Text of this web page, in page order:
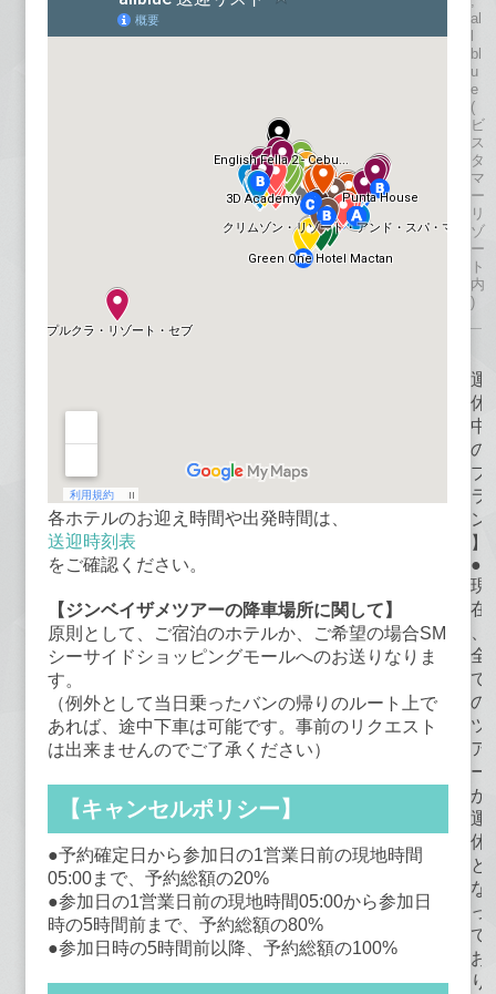
各ホテルのお迎え時間や出発時間は、
送迎時刻表
をご確認ください。
【ジンベイザメツアーの降車場所に関して】
原則として、ご宿泊のホテルか、ご希望の場合SM
シーサイドショッピングモールへのお送りなりま
す。
（例外として当日乗ったバンの帰りのルート上で
あれば、途中下車は可能です。事前のリクエスト
は出来ませんのでご了承ください）
【キャンセルポリシー】
●予約確定日から参加日の1営業日前の現地時間
05:00まで、予約総額の20%
●参加日の1営業日前の現地時間05:00から参加日
時の5時間前まで、予約総額の80%
●参加日時の5時間前以降、予約総額の100%
al
bl
u
e
(
ビ
ス
タ
マ
ー
リ
ゾ
ー
ト
内
)
運
休
中
の
プ
ラ
ン
】
●
現
在
全
て
の
ツ
ア
ー
が
運
休
と
な
っ
て
お
り